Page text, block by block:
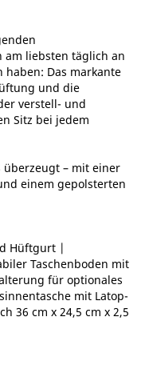
am liebsten täglich an
haben: Das markante
und die
verstell- und
Sitz bei jedem
überzeugt – mit einer
einem gepolsterten
Hüftgurt |
Taschenboden mit
für optionales
mit Latop-
36 cm x 24,5 cm x 2,5